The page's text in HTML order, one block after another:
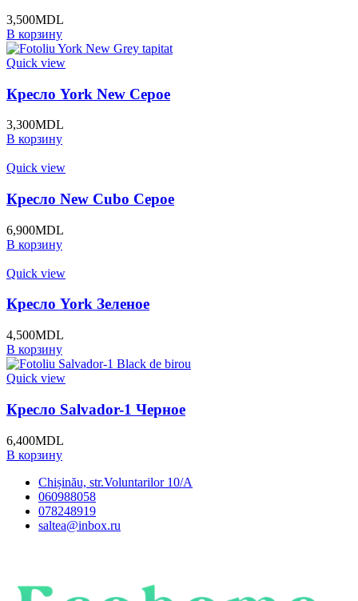
3,500MDL
В корзину
Quick view
Кресло York New Серое
3,300MDL
В корзину
Quick view
Кресло New Cubo Серое
6,900MDL
В корзину
Quick view
Кресло York Зеленое
4,500MDL
В корзину
Quick view
Кресло Salvador-1 Черное
6,400MDL
В корзину
Chișinău, str.Voluntarilor 10/A
060988058
078248919
saltea@inbox.ru